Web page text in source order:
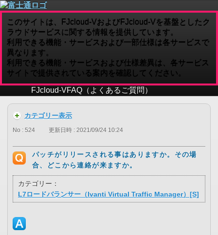
このサイトは、FJcloud-VおよびFJcloud-Vを基盤としたク
ラウドサービスに関する情報を提供しています。
利用できる機能・サービスおよび一部仕様は各サービスで
異なります。
利用できる機能・サービスおよび仕様差異は、各サービス
サイトで提供されている案内を確認してください。
FJcloud-VFAQ（よくあるご質問）
カテゴリー表示
No : 524 更新日時 : 2021/09/24 10:24
パッチがリリースされる事はありますか。その場
合、どこから連絡が来ますか。
カテゴリー：
L7ロードバランサー（Ivanti Virtual Traffic Manager）[S]